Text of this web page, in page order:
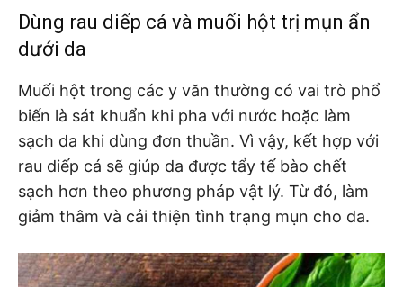
Dùng rau diếp cá và muối hột trị mụn ẩn
dưới da
Muối hột trong các y văn thường có vai trò phổ
biến là sát khuẩn khi pha với nước hoặc làm
sạch da khi dùng đơn thuần. Vì vậy, kết hợp với
rau diếp cá sẽ giúp da được tẩy tế bào chết
sạch hơn theo phương pháp vật lý. Từ đó, làm
giảm thâm và cải thiện tình trạng mụn cho da.